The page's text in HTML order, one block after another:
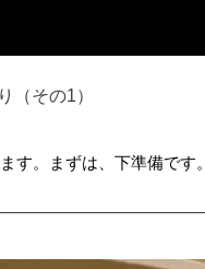
（その1）
す。まずは、下準備です。